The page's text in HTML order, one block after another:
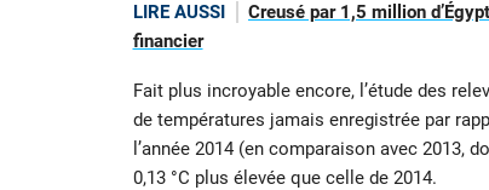
LIRE AUSSI
Creusé par 1,5 million
financier
Fait plus incroyable encore, l’étude des
de températures jamais enregistrée par
l’année 2014 (en comparaison avec 2013,
0,13 °C plus élevée que celle de 2014.